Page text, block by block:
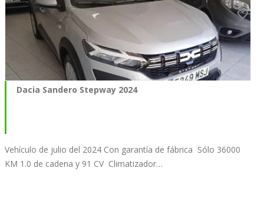
Dacia Sandero Stepway 2024
Vehículo de julio del 2024 Con garantía de fábrica Sólo 36000
KM 1.0 de cadena y 91 CV Climatizador…